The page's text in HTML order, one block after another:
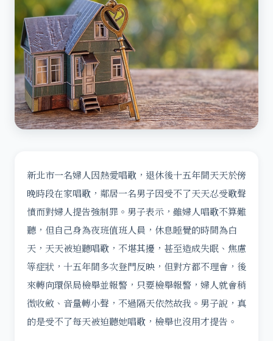
新北市一名婦人因熱愛唱歌，退休後十五年間天天於傍
晚時段在家唱歌，鄰居一名男子因受不了天天忍受歌聲
憤而對婦人提告強制罪。男子表示，雖婦人唱歌不算難
聽，但自己身為夜班值班人員，休息睡覺的時間為白
天，天天被迫聽唱歌，不堪其擾，甚至造成失眠、焦慮
等症狀，十五年間多次登門反映，但對方都不理會，後
來轉向環保局檢舉並報警，只要檢舉報警，婦人就會稍
微收斂、音量轉小聲，不過隔天依然故我。男子說，真
的是受不了每天被迫聽她唱歌，檢舉也沒用才提告。